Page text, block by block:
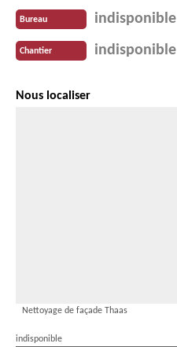
Bureau indisponible
Chantier indisponible
Nous localiser
Nettoyage de façade Thaas
indisponible